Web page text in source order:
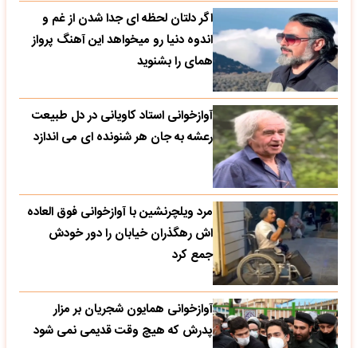
اگر دلتان لحظه ای جدا شدن از غم و
اندوه دنیا رو میخواهد این آهنگ پرواز
همای را بشنوید
آوازخوانی استاد کاویانی در دل طبیعت
رعشه به جان هر شنونده ای می اندازد
مرد ویلچرنشین با آوازخوانی فوق العاده
اش رهگذران خیابان را دور خودش
جمع کرد
آوازخوانی همایون شجریان بر مزار
پدرش که هیچ وقت قدیمی نمی شود